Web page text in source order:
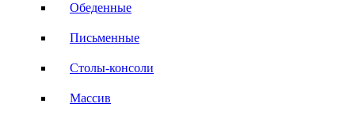
Обеденные
Письменные
Столы-консоли
Массив